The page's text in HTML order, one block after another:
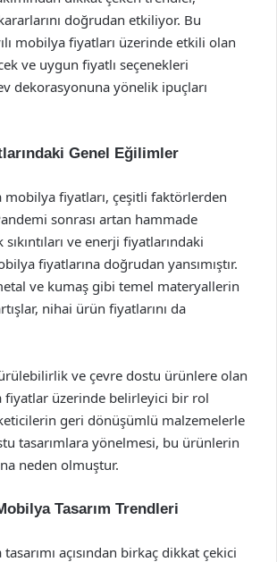
doğrudan etkiliyor. Bu
mobilya fiyatları üzerinde etkili olan
ve uygun fiyatlı seçenekleri
dekorasyonuna yönelik ipuçları
Genel Eğilimler
mobilya fiyatları, çeşitli faktörlerden
sonrası artan hammade
ve enerji fiyatlarındaki
fiyatlarına doğrudan yansımıştır.
ve kumaş gibi temel materyallerin
nihai ürün fiyatlarını da
ve çevre dostu ürünlere olan
fiyatlar üzerinde belirleyici bir rol
geri dönüşümlü malzemelerle
tasarımlara yönelmesi, bu ürünlerin
neden olmuştur.
Tasarım Trendleri
açısından birkaç dikkat çekici